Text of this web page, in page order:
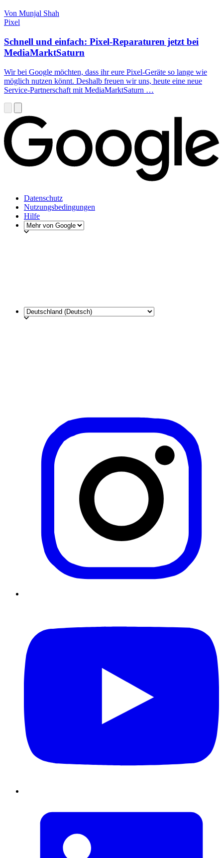
Von Munjal Shah
Pixel
Schnell und einfach: Pixel-Reparaturen jetzt bei
MediaMarktSaturn
Wir bei Google möchten, dass ihr eure Pixel-Geräte so lange wie
möglich nutzen könnt. Deshalb freuen wir uns, heute eine neue
Service-Partnerschaft mit MediaMarktSaturn …
Datenschutz
Nutzungsbedingungen
Hilfe